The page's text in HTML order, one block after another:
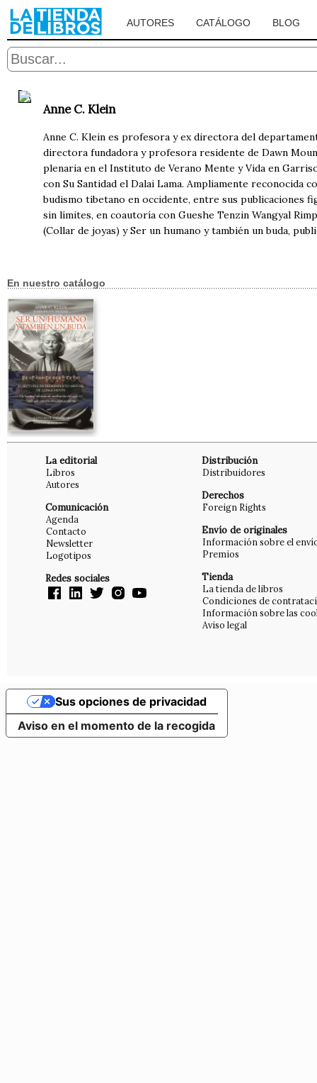
AUTORES CATÁLOGO BLOG
Anne C. Klein
Anne C. Klein es profesora y ex directora del
directora fundadora y profesora residente de Dawn
plenaria en el Instituto de Verano Mente y Vida en
con Su Santidad el Dalai Lama. Ampliamente reconocida
budismo tibetano en occidente, entre sus publicaciones
sin límites, en coautoría con Gueshe Tenzin Wangyal
(Collar de joyas) y Ser un humano y también un buda,
En nuestro catálogo
La editorial
Libros
Autores
Comunicación
Agenda
Contacto
Newsletter
Logotipos
Redes sociales
Distribución
Distribuidores
Derechos
Foreign Rights
Envío de originales
Información sobre el
Premios
Tienda
La tienda de libros
Condiciones de
Información sobre las
Aviso legal
Aviso en el momento de la recogida
Sus opciones de privacidad